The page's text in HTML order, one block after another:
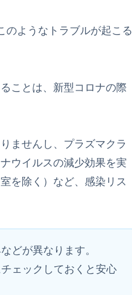
のようなトラブルが起こる
ことは、新型コロナの際
ませんし、プラズマクラ
ウイルスの減少効果を実
を除く）など、感染リス
どが異なります。
ェックしておくと安心